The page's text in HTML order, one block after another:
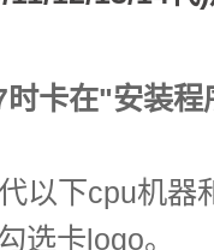
卡在"安装
下cpu机器
选卡logo。